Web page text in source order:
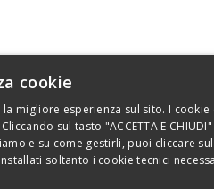
- Via G. Fauser 8, 28100 Novara -
- Cod.fisc. 08526630150
cookie
migliore esperienza sul sito. I
sul tasto "ACCETTA E
e su come gestirli, puoi cliccare sul
soltanto i cookie tecnici